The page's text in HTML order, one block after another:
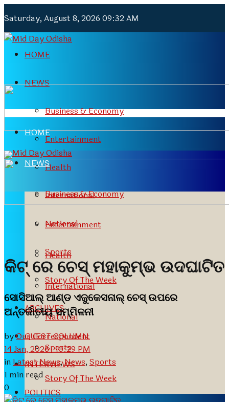
Saturday, August 8, 2026 09:32 AM
HOME
NEWS
Business & Economy
Entertainment
Health
International
National
Sports
Story Of The Week
ARCHIVES
GUEST COLUMN
INTERVIEWS
POLITICS
HOME
NEWS
Business & Economy
Entertainment
Health
International
National
Sports
Story Of The Week
କିଟ୍‍ ରେ ଚେସ୍‍ ମହାକୁମ୍ଭ ଉଦଘାଟିତ
ସୋସିଆଲ୍‍ ଆଣ୍ଡ ଏଜୁକେସନାଲ୍‍ ଚେସ୍‍ ଉପରେ
ଅନ୍ତର୍ଜାତୀୟ ସମ୍ମିଳନୀ
byOur Correspondent
14 Jan, 2026- 10:29 PM
in Latest News,News, Sports
1 min read
0